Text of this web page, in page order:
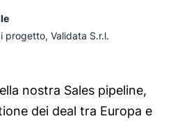
progetto, Validata S.r.l.
nostra Sales pipeline,
dei deal tra Europa e